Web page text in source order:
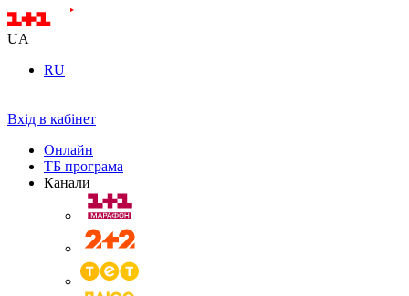
UA
RU
Вхід в кабінет
Онлайн
ТБ програма
Канали